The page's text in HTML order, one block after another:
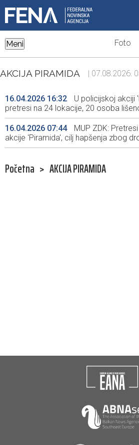
Meni Foto
AKCIJA PIRAMIDA | 07.08.2026.
16.04.2026 16:32
U policijskoj akciji
pretresi na 24 lokacije, 20 osoba
16.04.2026 07:44
MUP ZDK:
akcije 'Piramida', cilj hapšenja zbog
Početna > AKCIJA PIRAMIDA